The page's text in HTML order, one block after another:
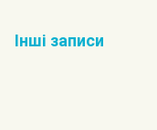
Інші записи